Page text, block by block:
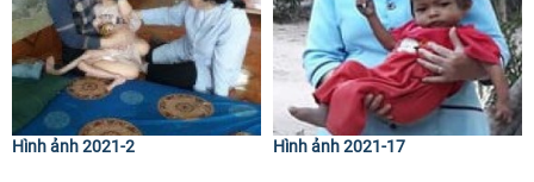
Hình ảnh 2021-2 Hình ảnh 2021-17